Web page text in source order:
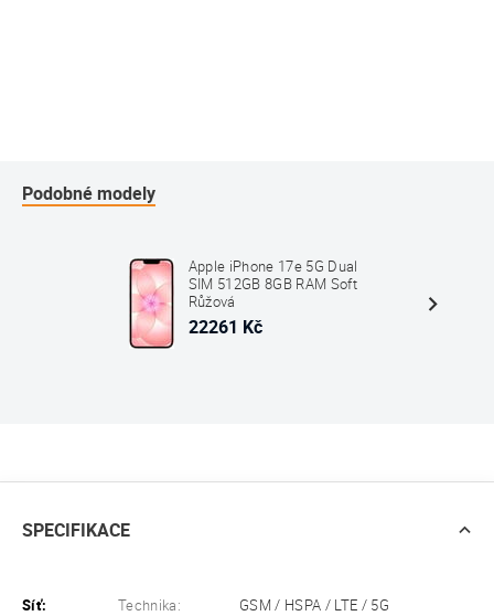
Podobné modely
Apple iPhone 17e 5G Dual
SIM 512GB 8GB RAM Soft
Růžová
22261 Kč
SPECIFIKACE
Síť: Technika:
GSM / HSPA / LTE / 5G